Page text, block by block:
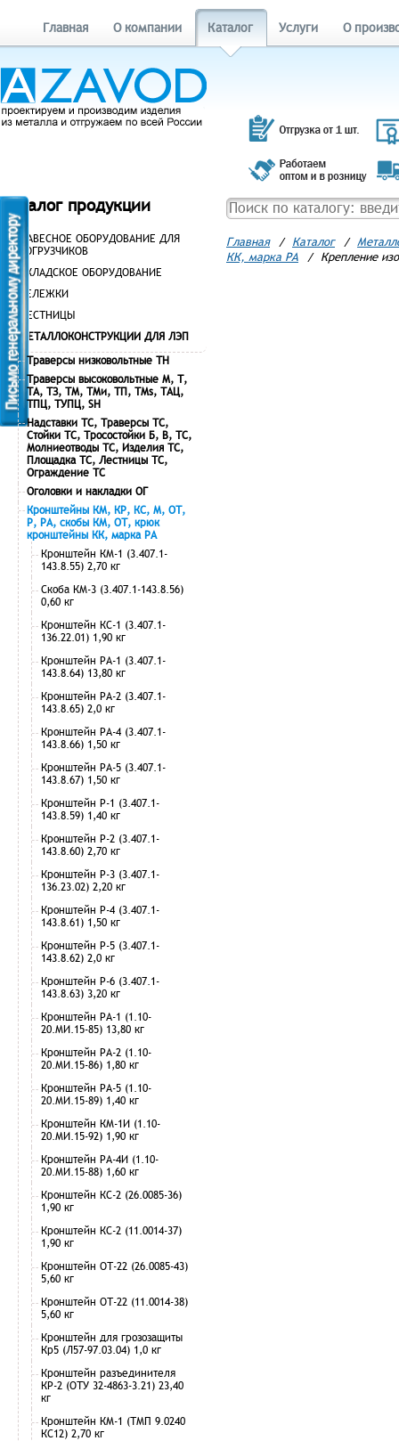
Главная О компании Каталог Услуги О
Каталог продукции
НАВЕСНОЕ ОБОРУДОВАНИЕ ДЛЯ
ПОГРУЗЧИКОВ
СКЛАДСКОЕ ОБОРУДОВАНИЕ
ТЕЛЕЖКИ
ЛЕСТНИЦЫ
МЕТАЛЛОКОНСТРУКЦИИ ДЛЯ ЛЭП
Траверсы низковольтные ТН
Траверсы высоковольтные М, Т,
ТА, ТЗ, ТМ, ТМи, ТП, ТМs, ТАЦ,
ТПЦ, ТУПЦ, SH
Надставки ТС, Траверсы ТС,
Стойки ТС, Тросостойки Б, В, ТС,
Молниеотводы ТС, Изделия ТС,
Площадка ТС, Лестницы ТС,
Ограждение ТС
Оголовки и накладки ОГ
Кронштейны КМ, КР, КС, М, ОТ,
Р, РА, скобы КМ, ОТ, крюк
кронштейны КК, марка РА
Кронштейн КМ-1 (3.407.1-
143.8.55) 2,70 кг
Скоба КМ-3 (3.407.1-143.8.56)
0,60 кг
Кронштейн КС-1 (3.407.1-
136.22.01) 1,90 кг
Кронштейн РА-1 (3.407.1-
143.8.64) 13,80 кг
Кронштейн РА-2 (3.407.1-
143.8.65) 2,0 кг
Кронштейн РА-4 (3.407.1-
143.8.66) 1,50 кг
Кронштейн РА-5 (3.407.1-
143.8.67) 1,50 кг
Кронштейн Р-1 (3.407.1-
143.8.59) 1,40 кг
Кронштейн Р-2 (3.407.1-
143.8.60) 2,70 кг
Кронштейн Р-3 (3.407.1-
136.23.02) 2,20 кг
Кронштейн Р-4 (3.407.1-
143.8.61) 1,50 кг
Кронштейн Р-5 (3.407.1-
143.8.62) 2,0 кг
Кронштейн Р-6 (3.407.1-
143.8.63) 3,20 кг
Кронштейн РА-1 (1.10-
20.МИ.15-85) 13,80 кг
Кронштейн РА-2 (1.10-
20.МИ.15-86) 1,80 кг
Кронштейн РА-5 (1.10-
20.МИ.15-89) 1,40 кг
Кронштейн КМ-1И (1.10-
20.МИ.15-92) 1,90 кг
Кронштейн РА-4И (1.10-
20.МИ.15-88) 1,60 кг
Кронштейн КС-2 (26.0085-36)
1,90 кг
Кронштейн КС-2 (11.0014-37)
1,90 кг
Кронштейн ОТ-22 (26.0085-43)
5,60 кг
Кронштейн ОТ-22 (11.0014-38)
5,60 кг
Кронштейн для грозозащиты
Кр5 (Л57-97.03.04) 1,0 кг
Кронштейн разъединителя
КР-2 (ОТУ 32-4863-3.21) 23,40
кг
Кронштейн КМ-1 (ТМП 9.0240
КС12) 2,70 кг
Главная / Каталог /
КК, марка РА
/ Крепление